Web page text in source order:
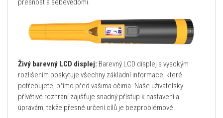
přesnost a sebevědomí.
Živý barevný LCD displej: Barevný LCD displej s vysokým
rozlišením poskytuje všechny základní informace, které
potřebujete, přímo před vašima očima. Naše uživatelsky
přívětivé rozhraní zajišťuje snadný přístup k nastavení a
úpravám, takže přesné určení cílů je bezproblémové.